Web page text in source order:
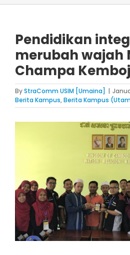
Pendidikan
merubah wajah
Champa
ByStraComm USIM [Umaina] |
Berita Kampus,Berita Kampus